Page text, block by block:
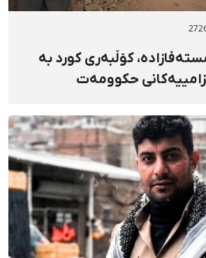
کۆڵبەری کورد بە
حکوومەت